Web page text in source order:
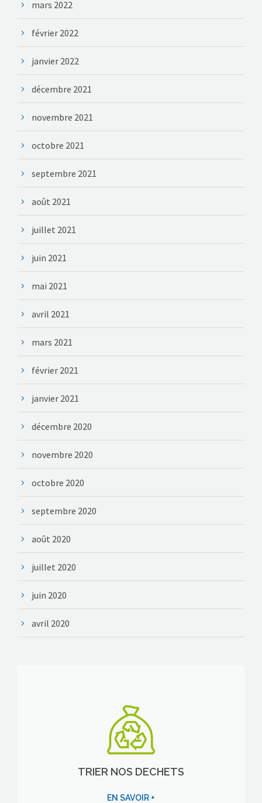
mars 2022
février 2022
janvier 2022
décembre 2021
novembre 2021
octobre 2021
septembre 2021
août 2021
juillet 2021
juin 2021
mai 2021
avril 2021
mars 2021
février 2021
janvier 2021
décembre 2020
novembre 2020
octobre 2020
septembre 2020
août 2020
juillet 2020
juin 2020
avril 2020
TRIER NOS DECHETS
EN SAVOIR +